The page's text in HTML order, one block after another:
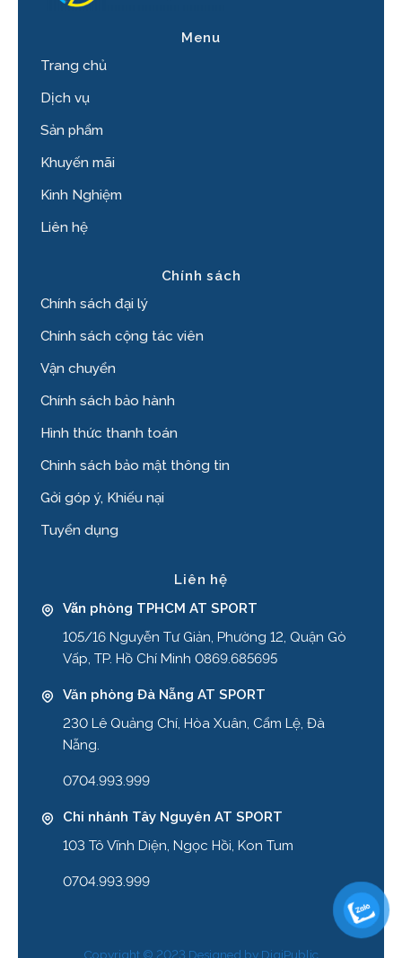
Menu
Trang chủ
Dịch vụ
Sản phẩm
Khuyến mãi
Kinh Nghiệm
Liên hệ
Chính sách
Chính sách đại lý
Chính sách cộng tác viên
Vận chuyển
Chính sách bảo hành
Hình thức thanh toán
Chinh sách bảo mật thông tin
Gởi góp ý, Khiếu nại
Tuyển dụng
Liên hệ
Văn phòng TPHCM AT SPORT
105/16 Nguyễn Tư Giản, Phường 12, Quận Gò
Vấp, TP. Hồ Chí Minh 0869.685695
Văn phòng Đà Nẵng AT SPORT
230 Lê Quảng Chí, Hòa Xuân, Cẩm Lệ, Đà
Nẵng.
0704.993.999
Chi nhánh Tây Nguyên AT SPORT
103 Tô Vĩnh Diện, Ngọc Hồi, Kon Tum
0704.993.999
Copyright © 2023 Designed by DigiPublic